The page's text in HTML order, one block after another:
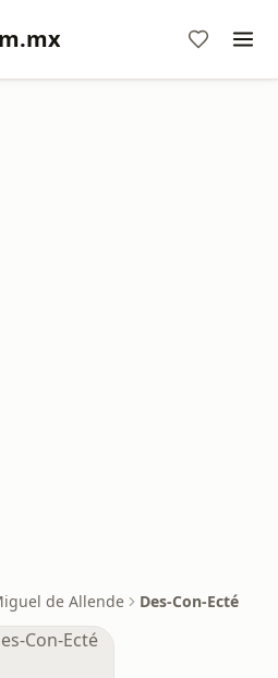
de Allende Des-Con-Ecté